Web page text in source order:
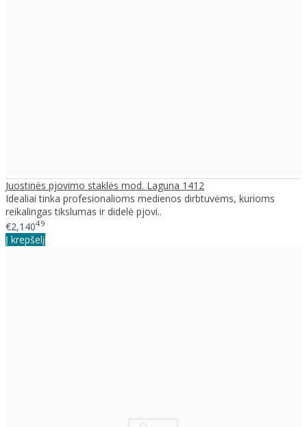
Juostinės pjovimo staklės mod. Laguna 1412
Idealiai tinka profesionalioms medienos dirbtuvėms, kurioms
reikalingas tikslumas ir didelė pjovi..
€2,14049
Į krepšelį